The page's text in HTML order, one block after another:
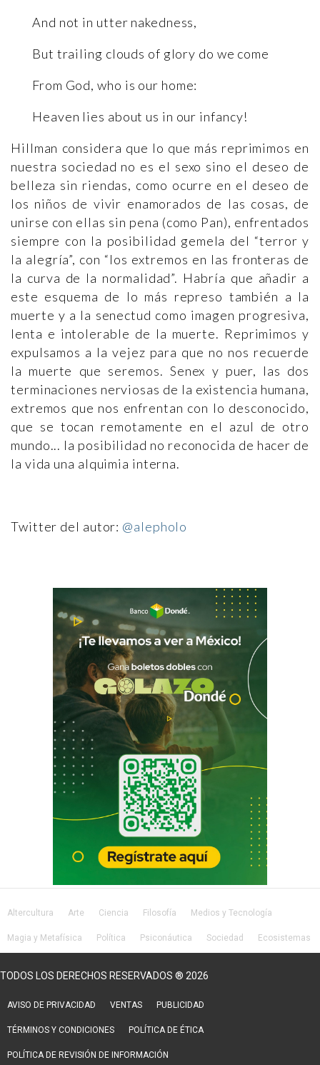
And not in utter nakedness,
But trailing clouds of glory do we come
From God, who is our home:
Heaven lies about us in our infancy!
Hillman considera que lo que más reprimimos en
nuestra sociedad no es el sexo sino el deseo de
belleza sin riendas, como ocurre en el deseo de
los niños de vivir enamorados de las cosas, de
unirse con ellas sin pena (como Pan), enfrentados
siempre con la posibilidad gemela del “terror y
la alegría”, con “los extremos en las fronteras de
la curva de la normalidad”. Habría que añadir a
este esquema de lo más represo también a la
muerte y a la senectud como imagen progresiva,
lenta e intolerable de la muerte. Reprimimos y
expulsamos a la vejez para que no nos recuerde
la muerte que seremos. Senex y puer, las dos
terminaciones nerviosas de la existencia humana,
extremos que nos enfrentan con lo desconocido,
que se tocan remotamente en el azul de otro
mundo... la posibilidad no reconocida de hacer de
la vida una alquimia interna.
Twitter del autor: @alepholo
Altercultura Arte Ciencia Filosofía Medios y Tecnología
Magia y Metafísica Política Psiconáutica Sociedad Ecosistemas
TODOS LOS DERECHOS RESERVADOS ® 2026
AVISO DE PRIVACIDAD VENTAS PUBLICIDAD
TÉRMINOS Y CONDICIONES POLÍTICA DE ÉTICA
POLÍTICA DE REVISIÓN DE INFORMACIÓN